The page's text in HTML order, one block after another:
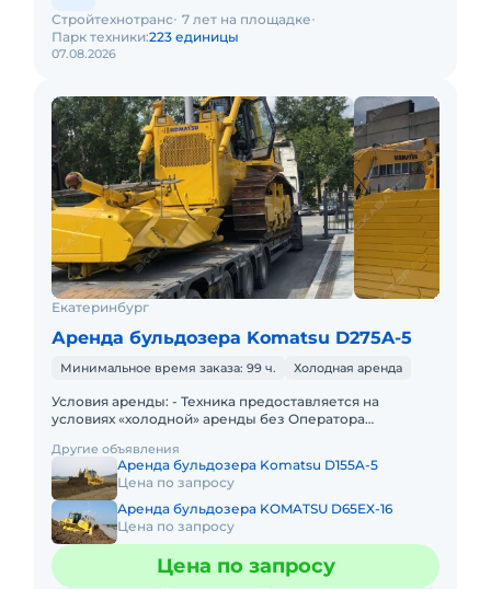
07.08.2026
Стройтехнотранс 7 лет на площадке
Парк техники:223 единицы
Екатеринбург
Аренда бульдозера Komatsu D275A-5
Минимальное время заказа: 99 ч. Холодная аренда
Условия аренды: - Техника предоставляется на
условиях «холодной» аренды без Оператора
силами и за счет Арендат
Другие объявления
Аренда бульдозера Komatsu D155A-5
Цена по запросу
Аренда бульдозера KOMATSU D65EX-16
Цена по запросу
Цена по запросу